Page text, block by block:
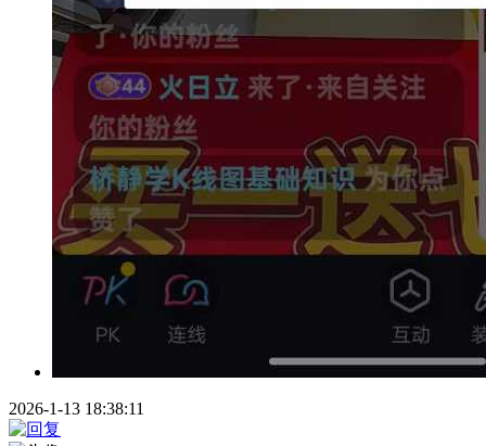
2026-1-13 18:38:11